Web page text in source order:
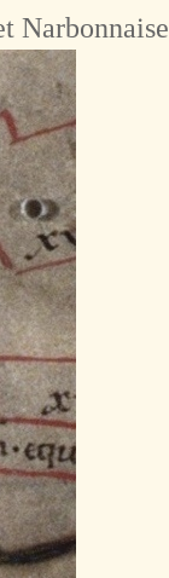
Narbonnaise